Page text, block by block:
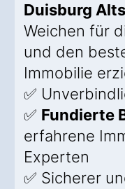
Duisburg
Weichen für
und den
Immobilie
✅
✅ Fundierte
erfahrene
Experten
✅ Sicherer